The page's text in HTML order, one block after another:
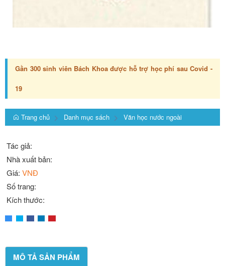
Hà Nội đào tạo miễn phí, nâng chuẩn quốc tế cho giáo viên
tiếng Anh
Trang chủ Danh mục sách Văn học nước ngoài
Tác giả:
Nhà xuất bản:
Giá: VNĐ
Số trang:
Kích thước:
MÔ TẢ SẢN PHẨM